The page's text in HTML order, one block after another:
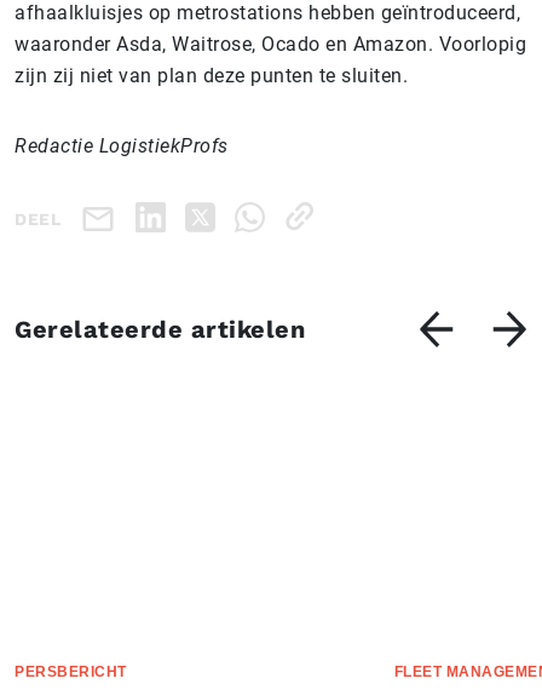
afhaalkluisjes op metrostations hebben geïntroduceerd,
waaronder Asda, Waitrose, Ocado en Amazon. Voorlopig
zijn zij niet van plan deze punten te sluiten.
Redactie LogistiekProfs
DEEL
Gerelateerde artikelen
PERSBERICHT FLEET